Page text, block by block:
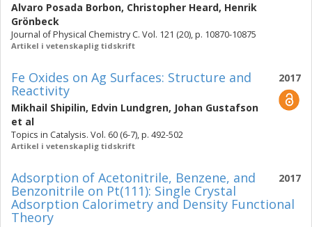
Alvaro Posada Borbon, Christopher Heard, Henrik
Grönbeck
Journal of Physical Chemistry C. Vol. 121 (20), p. 10870-10875
Artikel i vetenskaplig tidskrift
2017
Fe Oxides on Ag Surfaces: Structure and
Reactivity
Mikhail Shipilin, Edvin Lundgren, Johan Gustafson
et al
Topics in Catalysis. Vol. 60 (6-7), p. 492-502
Artikel i vetenskaplig tidskrift
2017
Adsorption of Acetonitrile, Benzene, and
Benzonitrile on Pt(111): Single Crystal
Adsorption Calorimetry and Density Functional
Theory